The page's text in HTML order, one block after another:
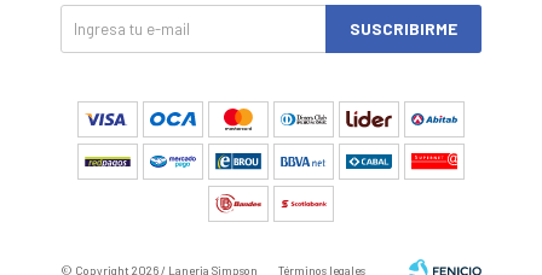
SUSCRIBIRME
© Copyright 2026 / Laneria Simpson Términos legales